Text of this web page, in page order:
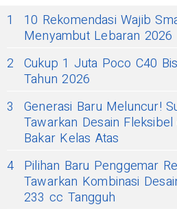
1
10 Rekomendasi Wajib
Menyambut Lebaran 2026
2 Cukup 1 Juta Poco C40
Tahun 2026
3
Generasi Baru Meluncur!
Tawarkan Desain
Bakar Kelas Atas
4 Pilihan Baru Penggemar
Tawarkan Kombinasi
233 cc Tangguh